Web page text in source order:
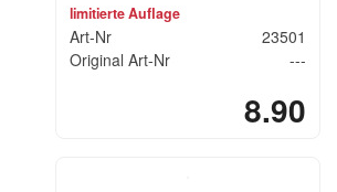
limitierte Auflage
Art-Nr
23501
Original Art-Nr
---
8.90